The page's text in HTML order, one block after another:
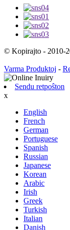
© Kopirajto - 2010-
Varma Produktoj -
Sendu retpoŝton
x
English
French
German
Portuguese
Spanish
Russian
Japanese
Korean
Arabic
Irish
Greek
Turkish
Italian
Danish